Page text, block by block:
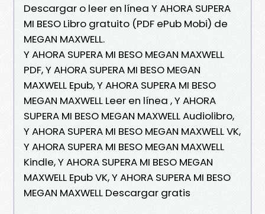
Descargar o leer en línea Y AHORA SUPERA
MI BESO Libro gratuito (PDF ePub Mobi) de
MEGAN MAXWELL.
Y AHORA SUPERA MI BESO MEGAN MAXWELL
PDF, Y AHORA SUPERA MI BESO MEGAN
MAXWELL Epub, Y AHORA SUPERA MI BESO
MEGAN MAXWELL Leer en línea , Y AHORA
SUPERA MI BESO MEGAN MAXWELL Audiolibro,
Y AHORA SUPERA MI BESO MEGAN MAXWELL VK,
Y AHORA SUPERA MI BESO MEGAN MAXWELL
Kindle, Y AHORA SUPERA MI BESO MEGAN
MAXWELL Epub VK, Y AHORA SUPERA MI BESO
MEGAN MAXWELL Descargar gratis